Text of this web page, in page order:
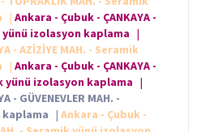
| Ankara - Çubuk - ÇANKAYA -
yünü izolasyon kaplama |
- AZİZİYE MAH. - Seramik
| Ankara - Çubuk - ÇANKAYA -
yünü izolasyon kaplama |
- GÜVENEVLER MAH. -
kaplama | Ankara - Çubuk -